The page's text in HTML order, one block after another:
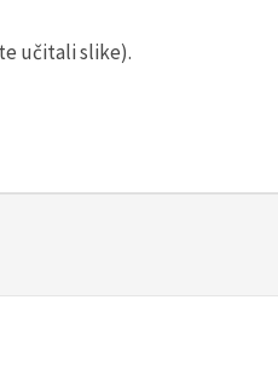
učitali slike).